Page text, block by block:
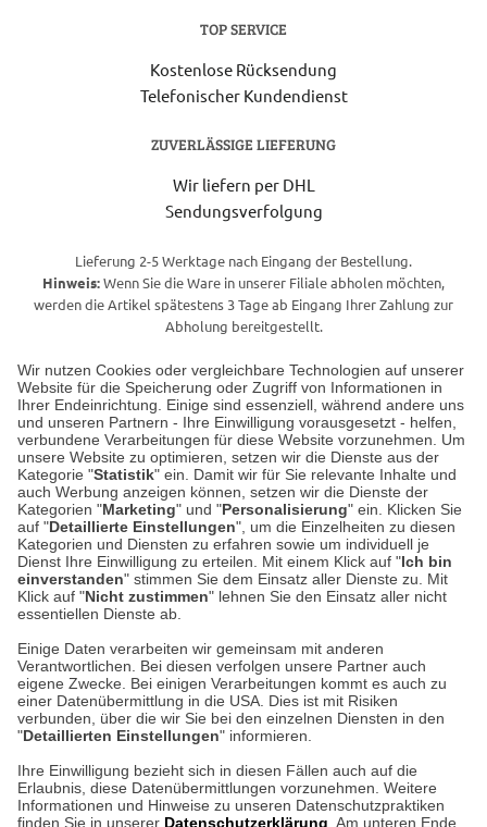
Wir nutzen Cookies oder vergleichbare Technologien auf unserer
Website für die Speicherung oder Zugriff von Informationen in
Ihrer Endeinrichtung. Einige sind essenziell, während andere uns
und unseren Partnern - Ihre Einwilligung vorausgesetzt - helfen,
verbundene Verarbeitungen für diese Website vorzunehmen. Um
unsere Website zu optimieren, setzen wir die Dienste aus der
Kategorie "Statistik" ein. Damit wir für Sie relevante Inhalte und
auch Werbung anzeigen können, setzen wir die Dienste der
Kategorien "Marketing" und "Personalisierung" ein. Klicken Sie
auf "Detaillierte Einstellungen", um die Einzelheiten zu diesen
Kategorien und Diensten zu erfahren sowie um individuell je
Dienst Ihre Einwilligung zu erteilen. Mit einem Klick auf "Ich bin
einverstanden" stimmen Sie dem Einsatz aller Dienste zu. Mit
Klick auf "Nicht zustimmen" lehnen Sie den Einsatz aller nicht
essentiellen Dienste ab.
Einige Daten verarbeiten wir gemeinsam mit anderen
Verantwortlichen. Bei diesen verfolgen unsere Partner auch
eigene Zwecke. Bei einigen Verarbeitungen kommt es auch zu
einer Datenübermittlung in die USA. Dies ist mit Risiken
verbunden, über die wir Sie bei den einzelnen Diensten in den
"Detaillierten Einstellungen" informieren.
Ihre Einwilligung bezieht sich in diesen Fällen auch auf die
Erlaubnis, diese Datenübermittlungen vorzunehmen. Weitere
Informationen und Hinweise zu unseren Datenschutzpraktiken
finden Sie in unserer Datenschutzerklärung . Am unteren Ende
TOP SERVICE
Kostenlose Rücksendung
Telefonischer Kundendienst
ZUVERLÄSSIGE LIEFERUNG
Wir liefern per DHL
Sendungsverfolgung
Lieferung 2-5 Werktage nach Eingang der Bestellung.
Hinweis:Wenn Sie die Ware in unserer Filiale abholen möchten,
werden die Artikel spätestens 3 Tage ab Eingang Ihrer Zahlung zur
Abholung bereitgestellt.
Unser Geschäft in Meckenheim
Auf dem Steinbüchel 6
53340 Meckenheim
Montag bis Samstag 9:00 Uhr bis 18:00 Uhr
weitere Information
Hier finden Sie uns im Netz
Kontakt
Umwelt und Entsorgung
Zur Echtheit von Bewertungen
Hinweisgeber-Schutzgesetz
Cookie-Einstellungen in Ihrem Browser
ACHTUNG!